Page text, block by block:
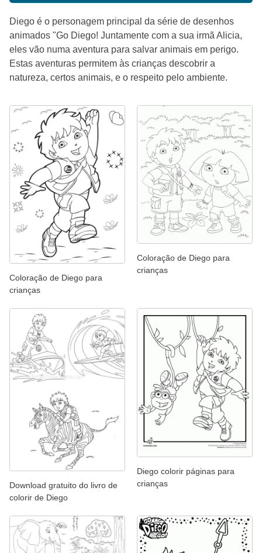
Diego é o personagem principal da série de desenhos
animados "Go Diego! Juntamente com a sua irmã Alicia,
eles vão numa aventura para salvar animais em perigo.
Estas aventuras permitem às crianças descobrir a
natureza, certos animais, e o respeito pelo ambiente.
Coloração de Diego para
crianças
Coloração de Diego para
crianças
Download gratuito do livro de
colorir de Diego
Diego colorir páginas para
crianças